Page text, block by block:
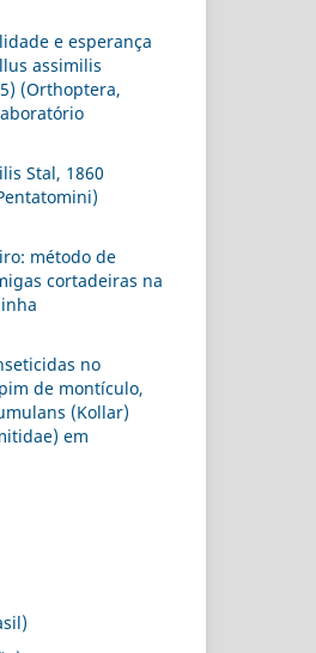
e esperança
assimilis
(Orthoptera,
Stal, 1860
método de
cortadeiras na
no
de montículo,
(Kollar)
em